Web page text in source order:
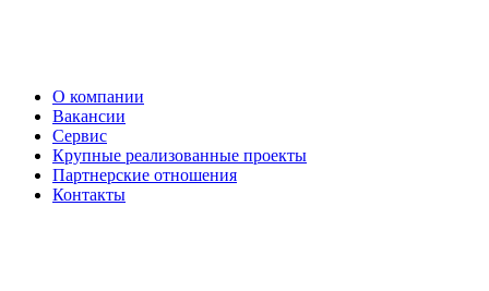
О компании
Вакансии
Сервис
Крупные реализованные проекты
Партнерские отношения
Контакты